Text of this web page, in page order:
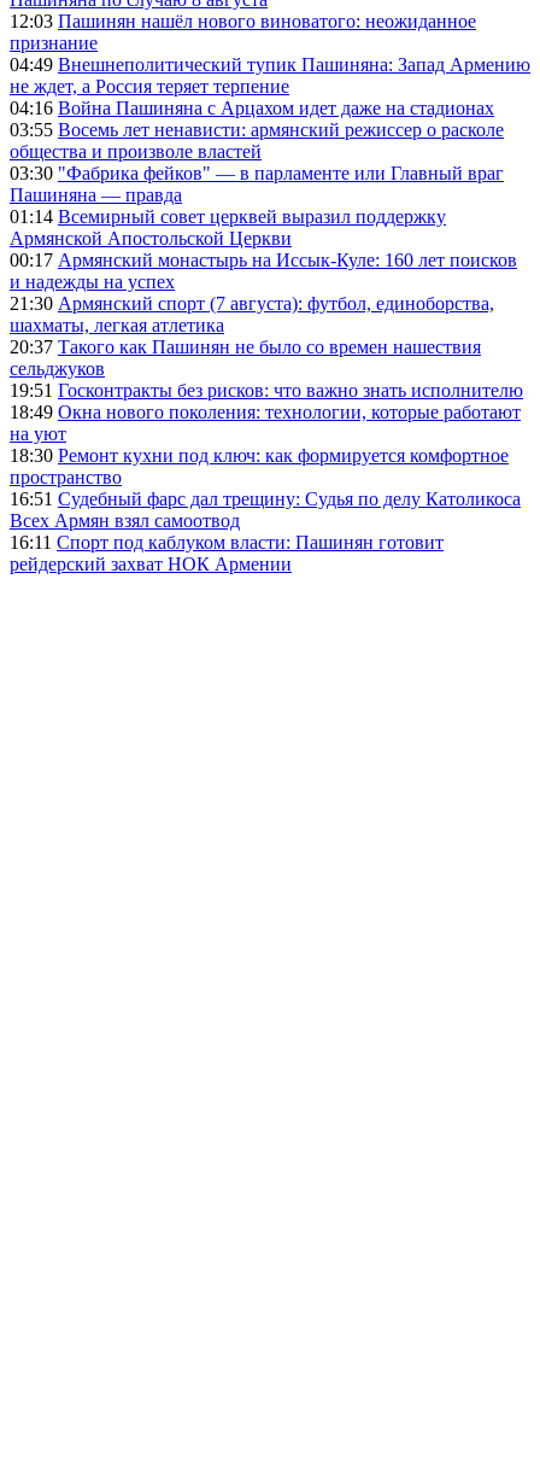
12:03 Пашинян нашёл нового виноватого: неожиданное
признание
04:49 Внешнеполитический тупик Пашиняна: Запад Армению
не ждет, а Россия теряет терпение
04:16 Война Пашиняна с Арцахом идет даже на стадионах
03:55 Восемь лет ненависти: армянский режиссер о расколе
общества и произволе властей
03:30 "Фабрика фейков" — в парламенте или Главный враг
Пашиняна — правда
01:14 Всемирный совет церквей выразил поддержку
Армянской Апостольской Церкви
00:17 Армянский монастырь на Иссык-Куле: 160 лет поисков
и надежды на успех
21:30 Армянский спорт (7 августа): футбол, единоборства,
шахматы, легкая атлетика
20:37 Такого как Пашинян не было со времен нашествия
сельджуков
19:51 Госконтракты без рисков: что важно знать исполнителю
18:49 Окна нового поколения: технологии, которые работают
на уют
18:30 Ремонт кухни под ключ: как формируется комфортное
пространство
16:51 Судебный фарс дал трещину: Судья по делу Католикоса
Всех Армян взял самоотвод
16:11 Спорт под каблуком власти: Пашинян готовит
рейдерский захват НОК Армении